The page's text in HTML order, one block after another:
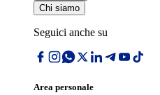
Chi siamo
Seguici anche su
Area personale